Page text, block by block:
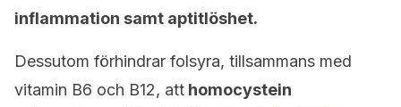
inflammation samt aptitlöshet.
Dessutom förhindrar folsyra, tillsammans med
vitamin B6 och B12, att homocystein